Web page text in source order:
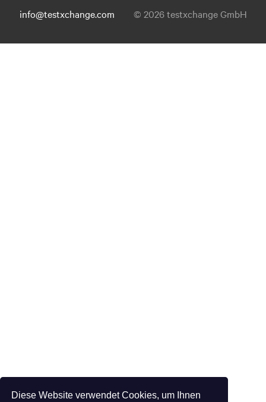
Diese Website verwendet Cookies, um Ihnen
info@testxchange.com © 2026 testxchange GmbH